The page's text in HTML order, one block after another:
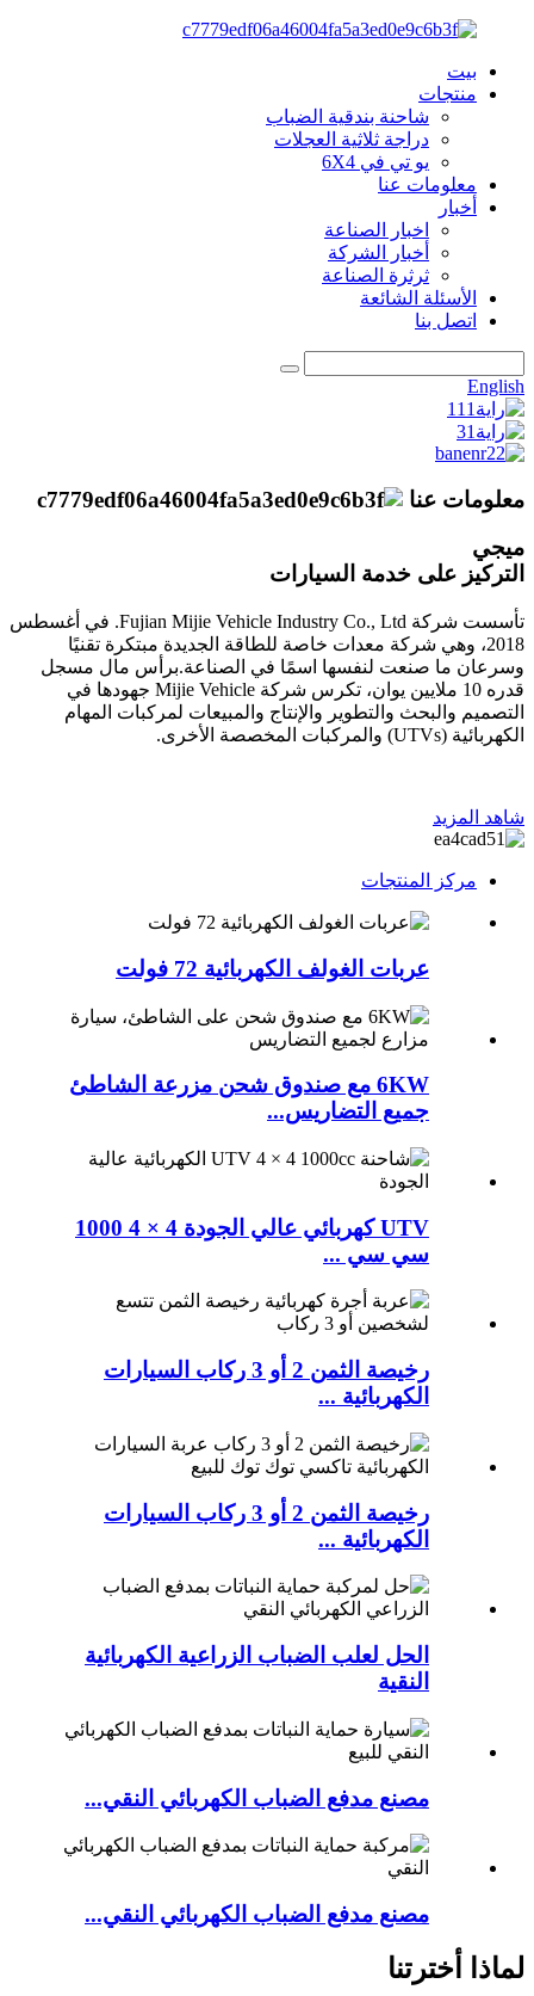
بيت
منتجات
شاحنة بندقية الضباب
دراجة ثلاثية العجلات
يو تي في 6X4
معلومات عنا
أخبار
اخبار الصناعة
أخبار الشركة
ثرثرة الصناعة
الأسئلة الشائعة
اتصل بنا
English
معلومات عنا
ميجي
التركيز على خدمة السيارات
تأسست شركة Fujian Mijie Vehicle Industry Co., Ltd. في أغسطس
2018، وهي شركة معدات خاصة للطاقة الجديدة مبتكرة تقنيًا
وسرعان ما صنعت لنفسها اسمًا في الصناعة.برأس مال مسجل
قدره 10 ملايين يوان، تكرس شركة Mijie Vehicle جهودها في
التصميم والبحث والتطوير والإنتاج والمبيعات لمركبات المهام
الكهربائية (UTVs) والمركبات المخصصة الأخرى.
شاهد المزيد
مركز المنتجات
عربات الغولف الكهربائية 72 فولت
6KW مع صندوق شحن مزرعة الشاطئ
جميع التضاريس...
UTV كهربائي عالي الجودة 4 × 4 1000
سي سي ...
رخيصة الثمن 2 أو 3 ركاب السيارات
الكهربائية ...
رخيصة الثمن 2 أو 3 ركاب السيارات
الكهربائية ...
الحل لعلب الضباب الزراعية الكهربائية
النقية
مصنع مدفع الضباب الكهربائي النقي...
مصنع مدفع الضباب الكهربائي النقي...
لماذا أخترتنا